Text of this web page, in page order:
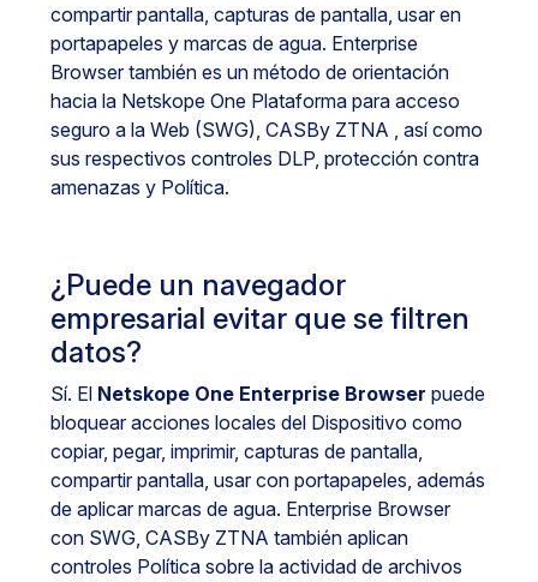
compartir pantalla, capturas de pantalla, usar en
portapapeles y marcas de agua. Enterprise
Browser también es un método de orientación
hacia la Netskope One Plataforma para acceso
seguro a la Web (SWG), CASBy ZTNA , así como
sus respectivos controles DLP, protección contra
amenazas y Política.
¿Puede un navegador
empresarial evitar que se filtren
datos?
Sí. El Netskope One Enterprise Browser puede
bloquear acciones locales del Dispositivo como
copiar, pegar, imprimir, capturas de pantalla,
compartir pantalla, usar con portapapeles, además
de aplicar marcas de agua. Enterprise Browser
con SWG, CASBy ZTNA también aplican
controles Política sobre la actividad de archivos